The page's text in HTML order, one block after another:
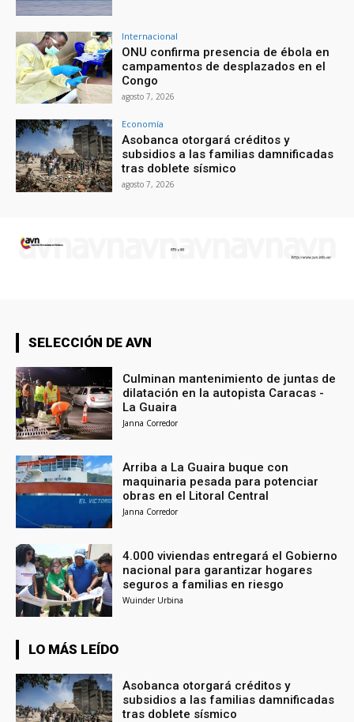
Internacional
ONU confirma presencia de ébola en
campamentos de desplazados en el
Congo
agosto 7, 2026
Economía
Asobanca otorgará créditos y
subsidios a las familias damnificadas
tras doblete sísmico
agosto 7, 2026
SELECCIÓN DE AVN
Culminan mantenimiento de juntas de
dilatación en la autopista Caracas -
La Guaira
Janna Corredor
Arriba a La Guaira buque con
maquinaria pesada para potenciar
obras en el Litoral Central
Janna Corredor
4.000 viviendas entregará el Gobierno
nacional para garantizar hogares
seguros a familias en riesgo
Wuinder Urbina
LO MÁS LEÍDO
Asobanca otorgará créditos y
subsidios a las familias damnificadas
tras doblete sísmico